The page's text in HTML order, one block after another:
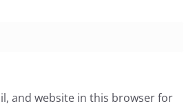
and website in this browser for